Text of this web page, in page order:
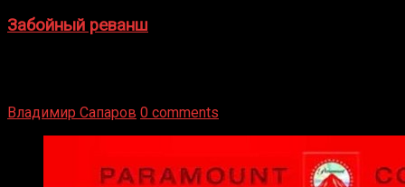
Забойный реванш
Владимир Сапаров 0 comments